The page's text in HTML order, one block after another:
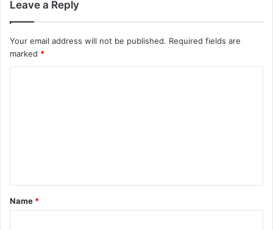
Leave a Reply
Your email address will not be published. Required fields are
marked *
Name *